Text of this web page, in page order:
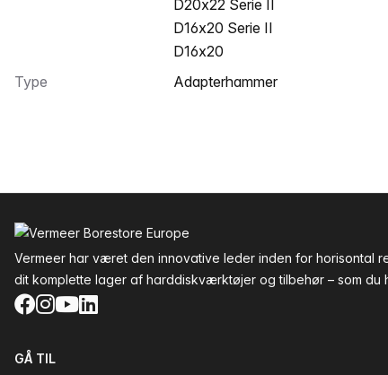
D20x22 Serie II
D16x20 Serie II
D16x20
Type
Adapterhammer
Vermeer har været den innovative leder inden for horisontal
dit komplette lager af harddiskværktøjer og tilbehør – som du
Facebook
Instagram
YouTube
LinkedIn
GÅ TIL